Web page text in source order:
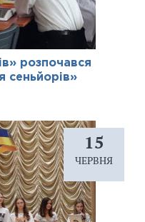
розпочався
сеньйорів»
15
ЧЕРВНЯ